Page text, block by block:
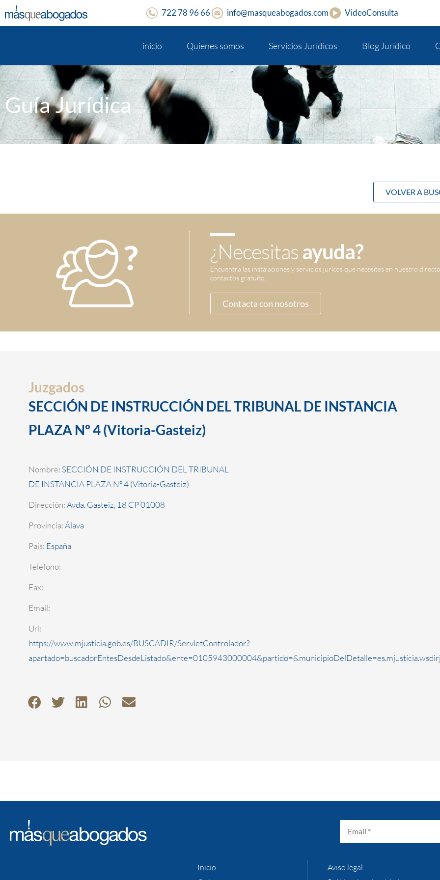
722 78 96 66 info@masqueabogados.com VideoConsulta
inicio Quienes somos Servicios Jurídicos Blog Jurídico
Guía Jurídica
VOLVER A
¿Necesitasayuda?
Encuentra las instalaciones y servicios jurícos que necesites en nuestro
contactos gratuito.
Contacta con nosotros
Juzgados
SECCIÓN DE INSTRUCCIÓN DEL TRIBUNAL DE INSTANCIA
PLAZA Nº 4 (Vitoria-Gasteiz)
Nombre: SECCIÓN DE INSTRUCCIÓN DEL TRIBUNAL
DE INSTANCIA PLAZA Nº 4 (Vitoria-Gasteiz)
Dirección:Avda. Gasteiz, 18 CP 01008
Provincia:Álava
País: España
Teléfono:
Fax:
Email:
Url:
https://www.mjusticia.gob.es/BUSCADIR/ServletControlador?
Inicio
Aviso legal